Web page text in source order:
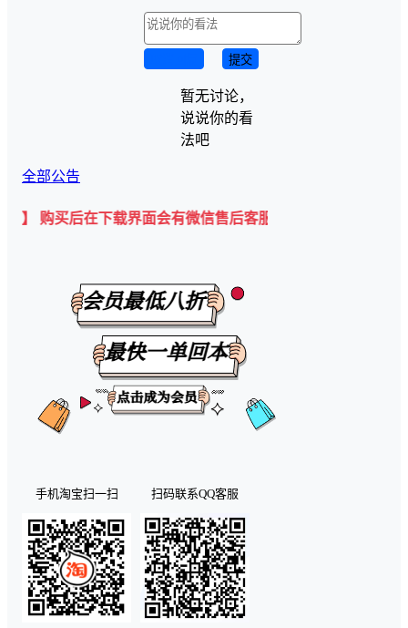
提交
暂无讨论，
说说你的看
法吧
全部公告
后在下载界面会有微信售后客服二维码💡
手机淘宝扫一扫 扫码联系QQ客服